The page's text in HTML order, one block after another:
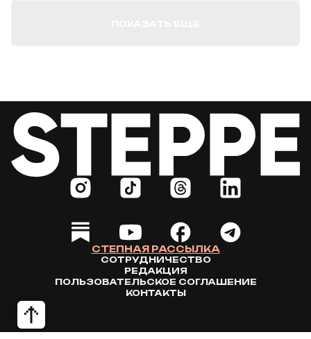
СТЕПНАЯ РАССЫЛКА
СОТРУДНИЧЕСТВО
РЕДАКЦИЯ
ПОЛЬЗОВАТЕЛЬСКОЕ СОГЛАШЕНИЕ
КОНТАКТЫ